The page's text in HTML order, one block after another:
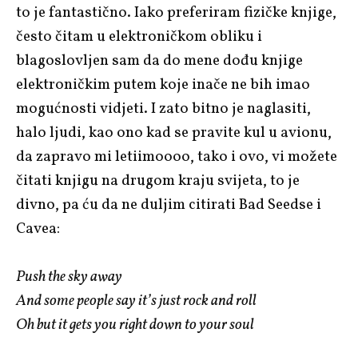
to je fantastično. Iako preferiram fizičke knjige,
često čitam u elektroničkom obliku i
blagoslovljen sam da do mene dođu knjige
elektroničkim putem koje inače ne bih imao
mogućnosti vidjeti. I zato bitno je naglasiti,
halo ljudi, kao ono kad se pravite kul u avionu,
da zapravo mi letiimoooo, tako i ovo, vi možete
čitati knjigu na drugom kraju svijeta, to je
divno, pa ću da ne duljim citirati Bad Seedse i
Cavea:
Push the sky away
And some people say it’s just rock and roll
Oh but it gets you right down to your soul